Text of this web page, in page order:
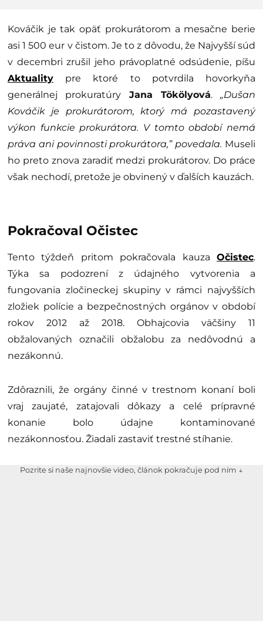
Kováčik je tak opäť prokurátorom a mesačne berie
asi 1 500 eur v čistom. Je to z dôvodu, že Najvyšší súd
v decembri zrušil jeho právoplatné odsúdenie, píšu
Aktuality pre ktoré to potvrdila hovorkyňa
generálnej prokuratúry Jana Tökölyová. „Dušan
Kováčik je prokurátorom, ktorý má pozastavený
výkon funkcie prokurátora. V tomto období nemá
práva ani povinnosti prokurátora,” povedala. Museli
ho preto znova zaradiť medzi prokurátorov. Do práce
však nechodí, pretože je obvinený v ďalších kauzách.
Pokračoval Očistec
Tento týždeň pritom pokračovala kauza Očistec.
Týka sa podozrení z údajného vytvorenia a
fungovania zločineckej skupiny v rámci najvyšších
zložiek polície a bezpečnostných orgánov v období
rokov 2012 až 2018. Obhajcovia väčšiny 11
obžalovaných označili obžalobu za nedôvodnú a
nezákonnú.
Zdôraznili, že orgány činné v trestnom konaní boli
vraj zaujaté, zatajovali dôkazy a celé prípravné
konanie bolo údajne kontaminované
nezákonnosťou. Žiadali zastaviť trestné stíhanie.
Pozrite si naše najnovšie video, článok pokračuje pod ním ↓